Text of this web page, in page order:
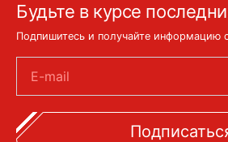
Будьте в курсе
Подпишитесь и получайте информацию
E-mail